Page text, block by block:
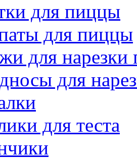
для пиццы
для пиццы
для нарезки
для
для теста